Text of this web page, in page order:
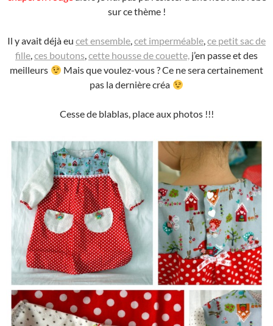
sur ce thème !
Il y avait déjà eu cet ensemble,cet imperméable,ce petit sac de
fille,ces boutons,cette housse de couette, j’en passe et des
meilleurs
Mais que voulez-vous ? Ce ne sera certainement
pas la dernière créa
Cesse de blablas, place aux photos !!!